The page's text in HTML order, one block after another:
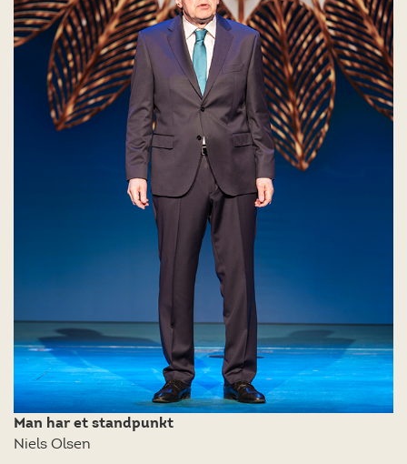
Man har et standpunkt
Niels Olsen